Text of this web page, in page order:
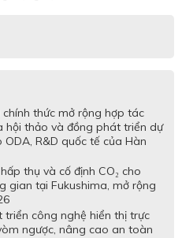
chính thức mở rộng hợp tác
hội thảo và đồng phát triển dự
R&D quốc tế của Hàn
thụ và cố định CO₂ cho
gian tại Fukushima, mở rộng
công nghệ hiển thị trực
ngược, nâng cao an toàn